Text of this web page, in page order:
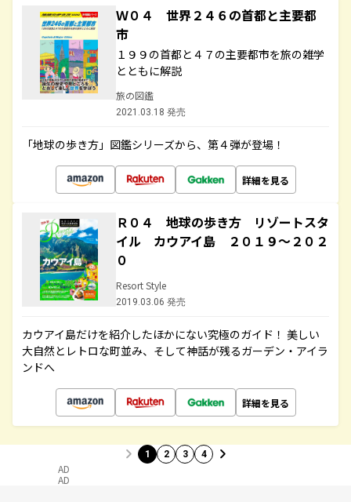
Ｗ０４ 世界２４６の首都と主要都
市
１９９の首都と４７の主要都市を旅の雑学
とともに解説
旅の図鑑
2021.03.18 発売
「地球の歩き方」図鑑シリーズから、第４弾が登場！
詳細を見る
Ｒ０４ 地球の歩き方 リゾートスタ
イル カウアイ島 ２０１９～２０２
０
Resort Style
2019.03.06 発売
カウアイ島だけを紹介したほかにない究極のガイド！ 美しい
大自然とレトロな町並み、そして神話が残るガーデン・アイラ
ンドへ
詳細を見る
1 2 3 4
AD
AD